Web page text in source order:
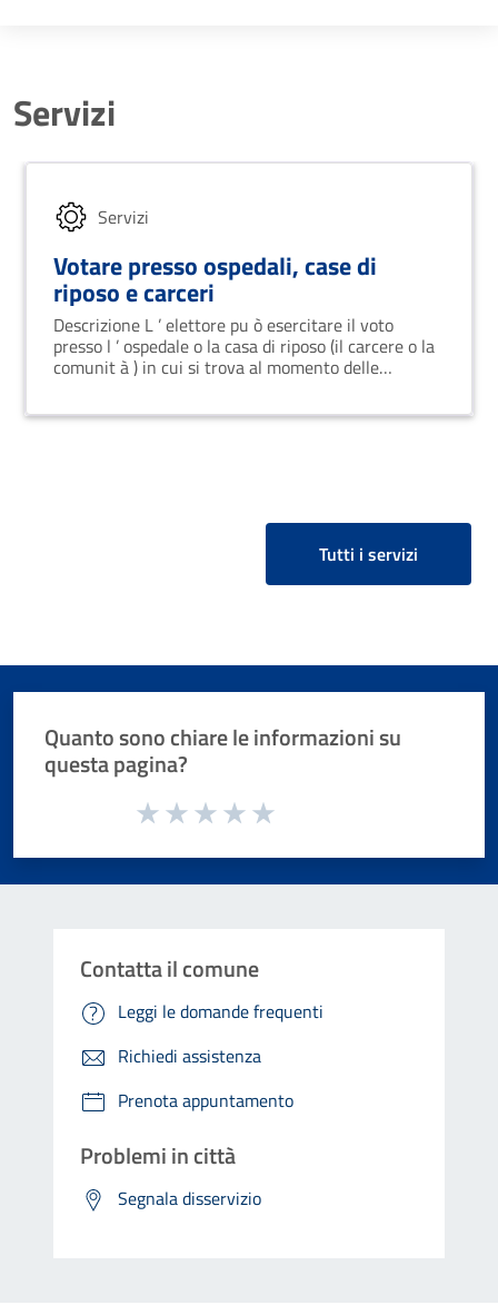
Servizi
Servizi
Votare presso ospedali, case di
riposo e carceri
Descrizione L ’ elettore pu ò esercitare il voto
presso l ’ ospedale o la casa di riposo (il carcere o la
comunit à ) in cui si trova al momento delle
Tutti i servizi
Quanto sono chiare le informazioni su
questa pagina?
Valuta da 1 a 5 stelle la pagina
Contatta il comune
Leggi le domande frequenti
Richiedi assistenza
Prenota appuntamento
Problemi in città
Segnala disservizio